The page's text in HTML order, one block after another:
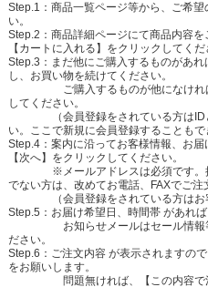
Step.1：商品一覧ページ等から、ご希
い。
Step.2：商品詳細ページにて商品内容
【カートに入れる】をクリックしてくだ
Step.3：まだ他にご購入するものがあ
し、お買い物を続けてください。
ご購入するものが他になければ
してください。
（会員登録をされている方はIDと
い。ここで新規に会員登録することもで
Step.4：案内に沿ってお客様情報、お届
【次へ】をクリックしてください。
※メールアドレスは必須です。携
でない方は、改めてお電話、FAXでご注
（会員登録をされている方はお客
Step.5：お届け希望日、時間帯 があれば
お知らせメールはセール情報等を
ださい。
Step.6：ご注文内容 が表示されますの
をお願いします。
問題無ければ、【この内容で注